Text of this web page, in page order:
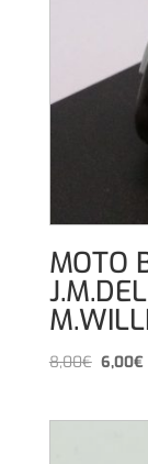
MOTO
8,00€El6,00€El